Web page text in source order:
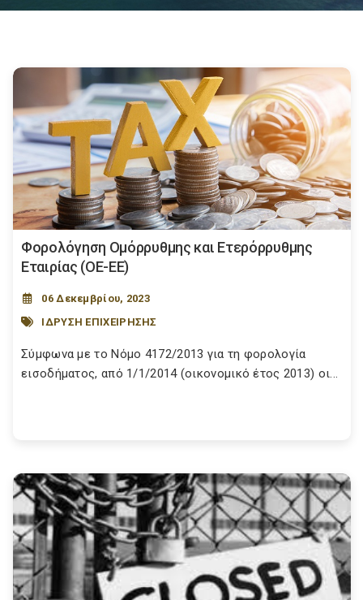
Φορολόγηση Ομόρρυθμης και Ετερόρρυθμης
Εταιρίας (ΟΕ-ΕΕ)
06 Δεκεμβρίου, 2023
ΙΔΡΥΣΗ ΕΠΙΧΕΙΡΗΣΗΣ
Σύμφωνα με το Νόμο 4172/2013 για τη φορολογία
εισοδήματος, από 1/1/2014 (οικονομικό έτος 2013) οι...